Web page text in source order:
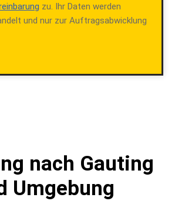
zu. Ihr Daten werden
und nur zur Auftragsabwicklung
nach Gauting
Umgebung